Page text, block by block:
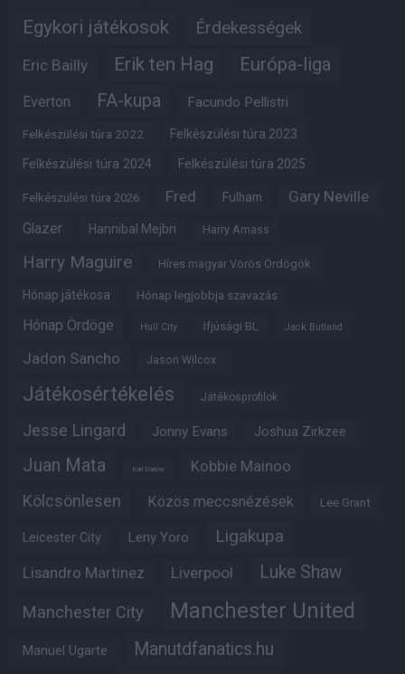
Egykori játékosok Érdekességek
Eric Bailly Erik ten Hag Európa-liga
Everton FA-kupa Facundo Pellistri
Felkészülési túra 2022 Felkészülési túra 2023
Felkészülési túra 2024 Felkészülési túra 2025
Felkészülési túra 2026 Fred Fulham Gary Neville
Glazer Hannibal Mejbri Harry Amass
Harry Maguire Híres magyar Vörös Ördögök
Hónap játékosa Hónap legjobbja szavazás
Hónap Ördöge Hull City Ifjúsági BL Jack Butland
Jadon Sancho Jason Wilcox
Játékosértékelés Játékosprofilok
Jesse Lingard Jonny Evans Joshua Zirkzee
Juan Mata Karl Darlow Kobbie Mainoo
Kölcsönlesen Közös meccsnézések Lee Grant
Leicester City Leny Yoro Ligakupa
Lisandro Martinez Liverpool Luke Shaw
Manchester City Manchester United
Manuel Ugarte Manutdfanatics.hu